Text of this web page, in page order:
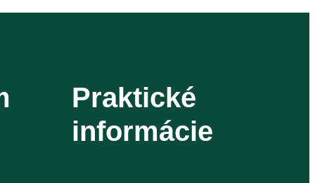
Praktické
informácie